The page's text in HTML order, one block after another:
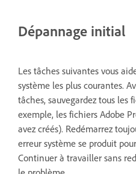
Dépannage initial
Les tâches suivantes vous
système les plus courantes.
tâches, sauvegardez tous les
exemple, les fichiers Adobe
avez créés). Redémarrez
erreur système se produit
Continuer à travailler sans